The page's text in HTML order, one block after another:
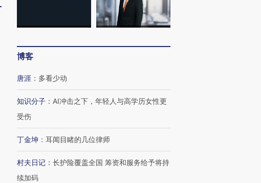
推广】走进第四届链博
会，让数智科技“链”接产
博客
唐涯 ： 多看少动
知识分子 ： AI冲击之下，年轻人与高学历女性更
受伤
丁金坤 ： 耳闻目睹的几位律师
村夫日记 ： 长护险覆盖全国 筹资和服务给予将持
续加码